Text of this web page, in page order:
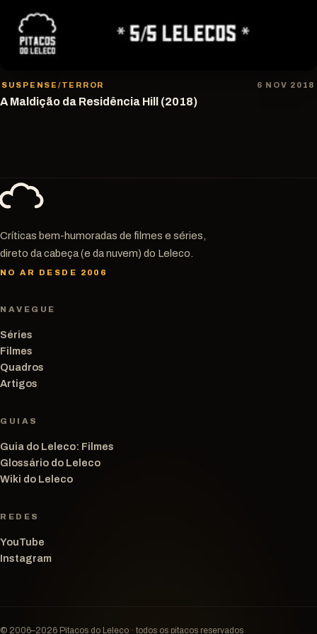
SUSPENSE/TERROR 6 NOV 2018
A Maldição da Residência Hill (2018)
Críticas bem-humoradas de filmes e séries,
direto da cabeça (e da nuvem) do Leleco.
NO AR DESDE 2006
NAVEGUE
Séries
Filmes
Quadros
Artigos
GUIAS
Guia do Leleco: Filmes
Glossário do Leleco
Wiki do Leleco
REDES
YouTube
Instagram
© 2006–2026 Pitacos do Leleco · todos os pitacos reservados